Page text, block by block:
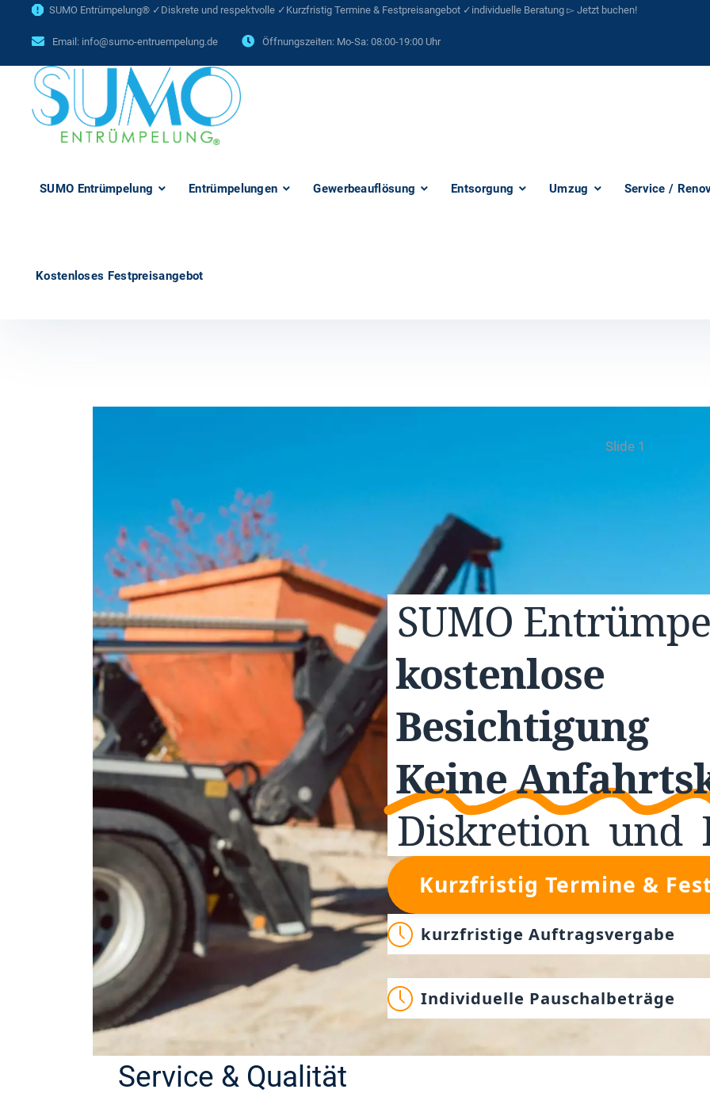
SUMO Entrümpelung® ✓Diskrete und respektvolle ✓Kurzfristig Termine & Festpreisangebot ✓individuelle Beratung ▻ Jetzt buchen!
Email: info@sumo-entruempelung.de Öffnungszeiten: Mo-Sa: 08:00-19:00 Uhr
SUMO Entrümpelung Entrümpelungen Gewerbeauflösung Entsorgung Umzug Service /
Kostenloses Festpreisangebot
Slide 1
SUMO
kostenlose
Besichtigung
Keine
Diskretion und
Kurzfristig Termine &
kurzfristige Auftragsvergabe
Individuelle Pauschalbeträge
Service & Qualität